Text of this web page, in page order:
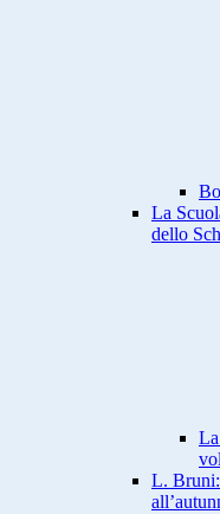
La
dello
L.